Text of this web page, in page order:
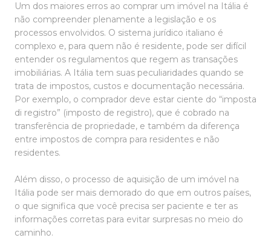
Um dos maiores erros ao comprar um imóvel na Itália é
não compreender plenamente a legislação e os
processos envolvidos. O sistema jurídico italiano é
complexo e, para quem não é residente, pode ser difícil
entender os regulamentos que regem as transações
imobiliárias. A Itália tem suas peculiaridades quando se
trata de impostos, custos e documentação necessária.
Por exemplo, o comprador deve estar ciente do “imposta
di registro” (imposto de registro), que é cobrado na
transferência de propriedade, e também da diferença
entre impostos de compra para residentes e não
residentes.
Além disso, o processo de aquisição de um imóvel na
Itália pode ser mais demorado do que em outros países,
o que significa que você precisa ser paciente e ter as
informações corretas para evitar surpresas no meio do
caminho.